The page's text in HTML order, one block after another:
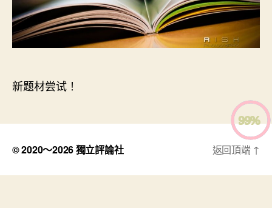
新题材尝试！
© 2020～2026獨立評論社 返回頂端 ↑